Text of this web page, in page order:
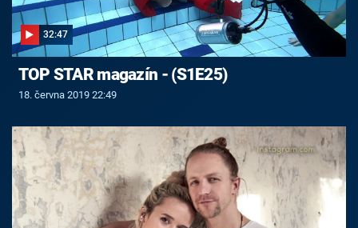
32:47
TOP STAR magazín - (S1E25)
18. června 2019 22:49